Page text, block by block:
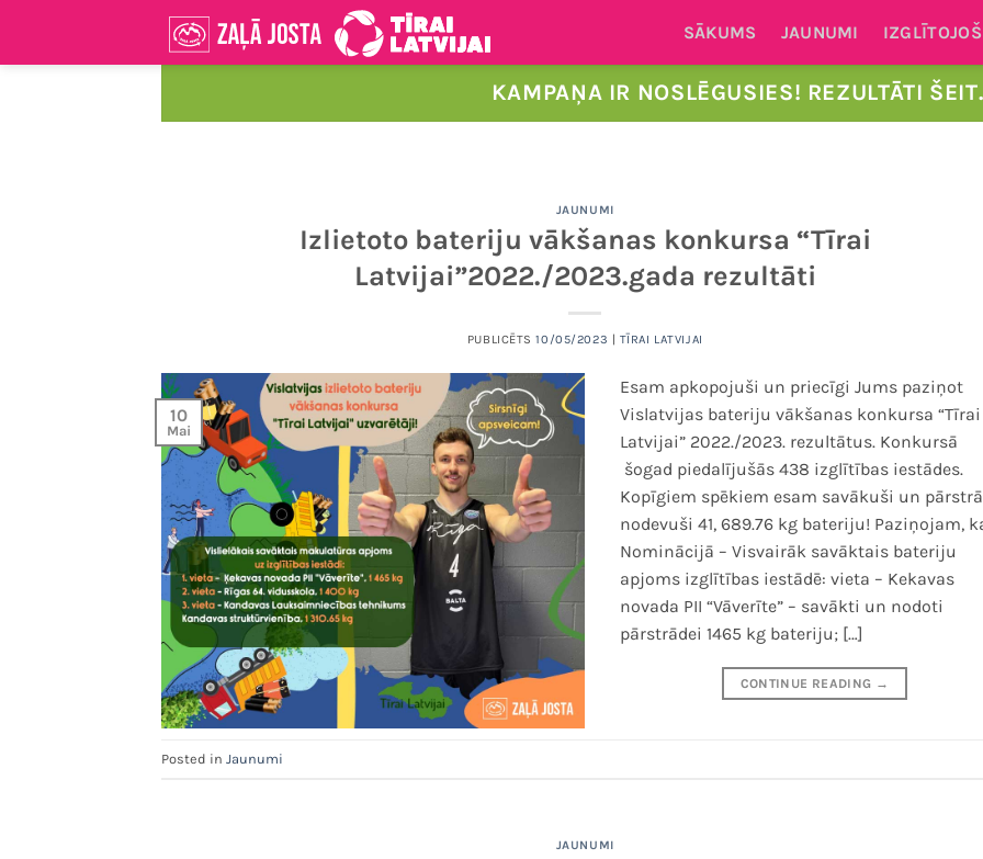
content
SĀKUMS JAUNUMI
KAMPAŅA IR NOSLĒGUSIES! REZULTĀTI ŠEIT.
JAUNUMI
Izlietoto bateriju vākšanas konkursa “Tīrai
Latvijai”2022./2023.gada rezultāti
PUBLICĒTS10/05/2023 TĪRAI LATVIJAI
10
Mai
Esam apkopojuši un priecīgi Jums paziņot
Vislatvijas bateriju vākšanas konkursa “Tīrai
Latvijai” 2022./2023. rezultātus. Konkursā
šogad piedalījušās 438 izglītības iestādes.
Kopīgiem spēkiem esam savākuši un
nodevuši 41, 689.76 kg bateriju! Paziņojam,
Nominācijā – Visvairāk savāktais bateriju
apjoms izglītības iestādē: vieta – Kekavas
novada PII “Vāverīte” – savākti un nodoti
pārstrādei 1465 kg bateriju; […]
CONTINUE READING →
Posted in Jaunumi
JAUNUMI